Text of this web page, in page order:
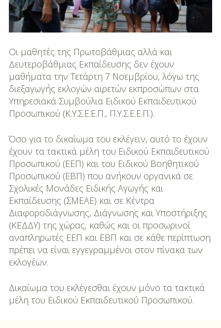
Deco
Διατροφή-Συνταγές
Συνταγές
Συμβουλές
Υγεία – Ψυχολογία
Οι μαθητές της Πρωτοβάθμιας αλλά και
Δευτεροβάθμιας Εκπαίδευσης δεν έχουν
μαθήματα την Τετάρτη 7 Νοεμβρίου, λόγω της
διεξαγωγής εκλογών αιρετών εκπροσώπων στα
Υπηρεσιακά Συμβούλια Ειδικού Εκπαιδευτικού
Προσωπικού (Κ.Υ.Σ.Ε.Ε.Π., Π.Υ.Σ.Ε.Ε.Π.).
Όσο για το δικαίωμα του εκλέγειν, αυτό το έχουν
έχουν τα τακτικά μέλη του Ειδικού Εκπαιδευτικού
Προσωπικού (ΕΕΠ) και του Ειδικού Βοηθητικού
Προσωπικού (ΕΒΠ) που ανήκουν οργανικά σε
Σχολικές Μονάδες Ειδικής Αγωγής και
Εκπαίδευσης (ΣΜΕΑΕ) και σε Κέντρα
Διαφοροδιάγνωσης, Διάγνωσης και Υποστήριξης
(ΚΕΔΔΥ) της χώρας, καθώς και οι προσωρινοί
αναπληρωτές ΕΕΠ και ΕΒΠ και σε κάθε περίπτωση
πρέπει να είναι εγγεγραμμένοι στον πίνακα των
εκλογέων.
Δικαίωμα του εκλέγεσθαι έχουν μόνο τα τακτικά
μέλη του Ειδικού Εκπαιδευτικού Προσωπικού.